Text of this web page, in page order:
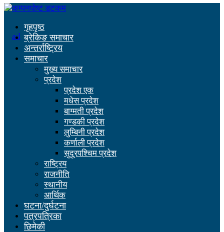
गृहपृष्ठ
ब्रेकिङ समाचार
अन्तर्राष्ट्रिय
समाचार
मुख्य समाचार
प्रदेश
प्रदेश एक
मधेस प्रदेश
बाग्मती प्रदेश
गण्डकी प्रदेश
लुम्बिनी प्रदेश
कर्णाली प्रदेश
सुदूरपश्चिम प्रदेश
राष्ट्रिय
राजनीति
स्थानीय
आर्थिक
घटना/दुर्घटना
पत्रपत्रिका
छिमेकी